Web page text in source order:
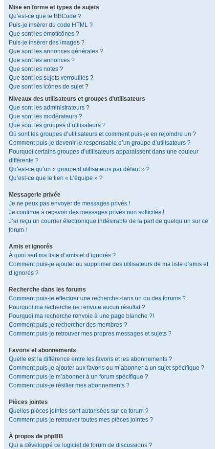
Mise en forme et types de sujets
Qu’est-ce que le BBCode ?
Puis-je insérer du code HTML ?
Que sont les émoticônes ?
Puis-je insérer des images ?
Que sont les annonces générales ?
Que sont les annonces ?
Que sont les notes ?
Que sont les sujets verrouillés ?
Que sont les icônes de sujet ?
Niveaux des utilisateurs et groupes d’utilisateurs
Que sont les administrateurs ?
Que sont les modérateurs ?
Que sont les groupes d’utilisateurs ?
Où sont les groupes d’utilisateurs et comment puis-je en rejoindre un ?
Comment puis-je devenir le responsable d’un groupe d’utilisateurs ?
Pourquoi certains groupes d’utilisateurs apparaissent dans une couleur
différente ?
Qu’est-ce qu’un « groupe d’utilisateurs par défaut » ?
Qu’est-ce que le lien « L’équipe » ?
Messagerie privée
Je ne peux pas envoyer de messages privés !
Je continue à recevoir des messages privés non sollicités !
J’ai reçu un courrier électronique indésirable de la part de quelqu’un sur ce
forum !
Amis et ignorés
À quoi sert ma liste d’amis et d’ignorés ?
Comment puis-je ajouter ou supprimer des utilisateurs de ma liste d’amis et
d’ignorés ?
Recherche dans les forums
Comment puis-je effectuer une recherche dans un ou des forums ?
Pourquoi ma recherche ne renvoie aucun résultat ?
Pourquoi ma recherche renvoie à une page blanche ?!
Comment puis-je rechercher des membres ?
Comment puis-je retrouver mes propres messages et sujets ?
Favoris et abonnements
Quelle est la différence entre les favoris et les abonnements ?
Comment puis-je ajouter aux favoris ou m’abonner à un sujet spécifique ?
Comment puis-je m’abonner à un forum spécifique ?
Comment puis-je résilier mes abonnements ?
Pièces jointes
Quelles pièces jointes sont autorisées sur ce forum ?
Comment puis-je retrouver toutes mes pièces jointes ?
À propos de phpBB
Qui a développé ce logiciel de forum de discussions ?